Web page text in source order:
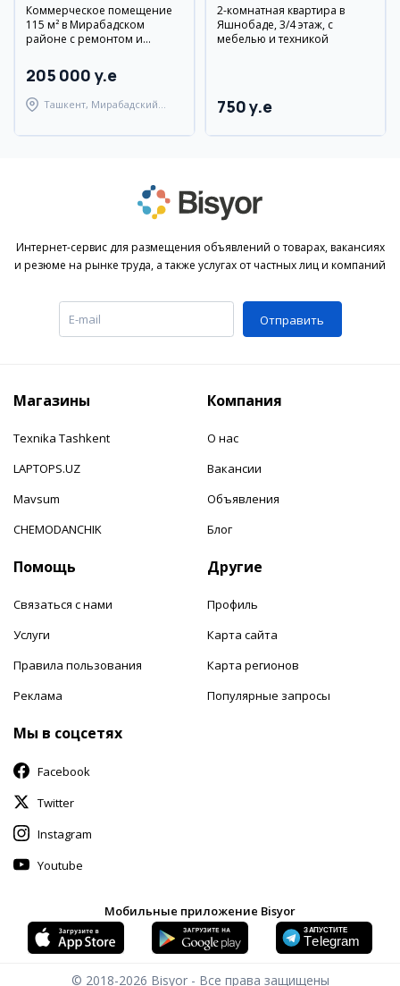
Коммерческое помещение
115 м² в Мирабадском
районе с ремонтом и
205 000 y.e
Ташкент, Мирабадский
2-комнатная квартира в
Яшнобаде, 3/4 этаж, с
мебелью и техникой
750 y.e
Интернет-сервис для размещения объявлений о товарах, вакансиях
и резюме на рынке труда, а также услугах от частных лиц и компаний
Отправить
Магазины
Texnika Tashkent
LAPTOPS.UZ
Mavsum
CHEMODANCHIK
Компания
О нас
Вакансии
Объявления
Блог
Помощь
Связаться с нами
Услуги
Правила пользования
Реклама
Другие
Профиль
Карта сайта
Карта регионов
Популярные запросы
Мы в соцсетях
Facebook
Twitter
Instagram
Youtube
Мобильные приложение Bisyor
© 2018-2026 Bisyor - Все права защищены